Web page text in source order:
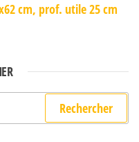
cm, prof. utile 25 cm